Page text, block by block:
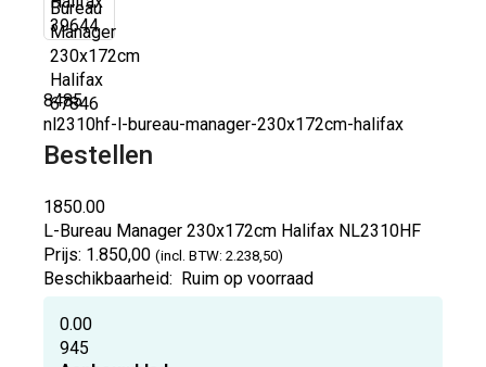
8485
nl2310hf-l-bureau-manager-230x172cm-halifax
Bestellen
1850.00
L-Bureau Manager 230x172cm Halifax NL2310HF
Prijs: 1.850,00 (incl. BTW: 2.238,50)
Beschikbaarheid: Ruim op voorraad
0.00
945